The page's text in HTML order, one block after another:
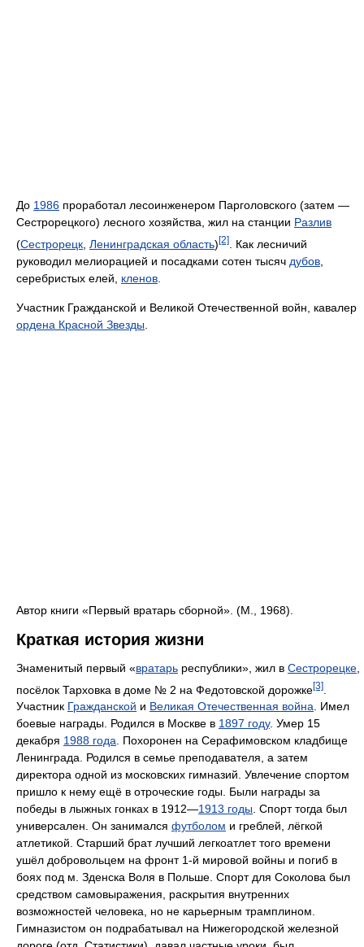
До 1986 проработал лесоинженером Парголовского (затем —
Сестрорецкого) лесного хозяйства, жил на станции Разлив
(Сестрорецк Ленинградская область)[2]
. Как лесничий
руководил мелиорацией и посадками сотен тысяч дубов
серебристых елей, кленов
Участник Гражданской и Великой Отечественной войн, кавалер
ордена Красной Звезды
Автор книги «Первый вратарь сборной». (М., 1968).
Краткая история жизни
Знаменитый первый «вратарь республики», жил в Сестрорецке
посёлок Тарховка в доме № 2 на Федотовской дорожке[3]
Участник Гражданской и Великая Отечественная война. Имел
боевые награды. Родился в Москве в 1897 году. Умер 15
декабря 1988 года. Похоронен на Серафимовском кладбище
Ленинграда. Родился в семье преподавателя, а затем
директора одной из московских гимназий. Увлечение спортом
пришло к нему ещё в отроческие годы. Были награды за
победы в лыжных гонках в 1912—1913 годы. Спорт тогда был
универсален. Он занимался футболом и греблей, лёгкой
атлетикой. Старший брат лучший легкоатлет того времени
ушёл добровольцем на фронт 1-й мировой войны и погиб в
боях под м. Зденска Воля в Польше. Спорт для Соколова был
средством самовыражения, раскрытия внутренних
возможностей человека, но не карьерным трамплином.
Гимназистом он подрабатывал на Нижегородской железной